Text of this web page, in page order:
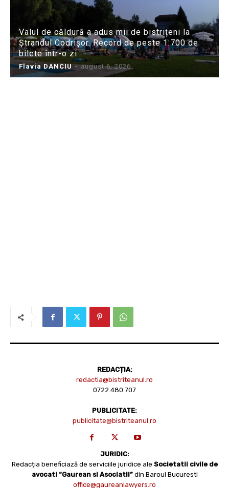
Valul de căldură a adus mii de bistrițeni la
Ștrandul Codrișor. Record de peste 1.700 de
bilete într-o zi
Flavia DANCIU - august 6, 2026
REDACȚIA:
redactia@bistriteanul.ro
0722.480.707
PUBLICITATE:
publicitate@bistriteanul.ro
JURIDIC:
Redacția beneficiază de serviciile juridice ale Societatii civile de
avocati “Gaurean si Asociatii” din Baroul Bucuresti
office@gaureanlawyers.ro